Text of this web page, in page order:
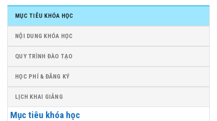
MỤC TIÊU KHÓA HỌC
NỘI DUNG KHÓA HỌC
QUY TRÌNH ĐÀO TẠO
HỌC PHÍ & ĐĂNG KÝ
LỊCH KHAI GIẢNG
Mục tiêu khóa học